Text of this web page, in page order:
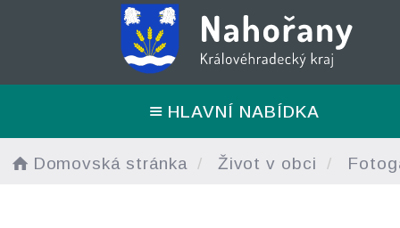
HLAVNÍ NABÍDKA
Domovská stránka Život v obci